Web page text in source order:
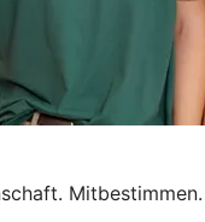
Mitbestimmen.